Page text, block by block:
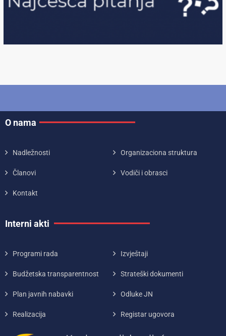
O nama
Nadležnosti Organizaciona struktura
Članovi Vodiči i obrasci
Kontakt
Interni akti
Programi rada Izvještaji
Budžetska transparentnost Strateški dokumenti
Plan javnih nabavki Odluke JN
Realizacija Registar ugovora